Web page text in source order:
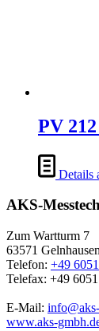
PV
Details
AKS-
Zum Wartturm 7
63571 Gelnhausen
Telefon: +49
Telefax: +49
E-Mail:
www.aks-